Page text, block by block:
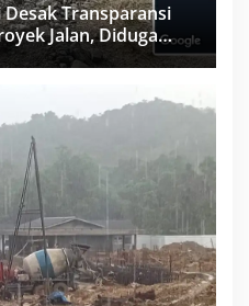
Transparansi
Jalan, Diduga